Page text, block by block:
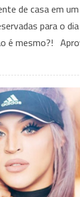
SUA
UFMG
sucesso
de
público
e
animação
de casa em
para o
é mesmo?!